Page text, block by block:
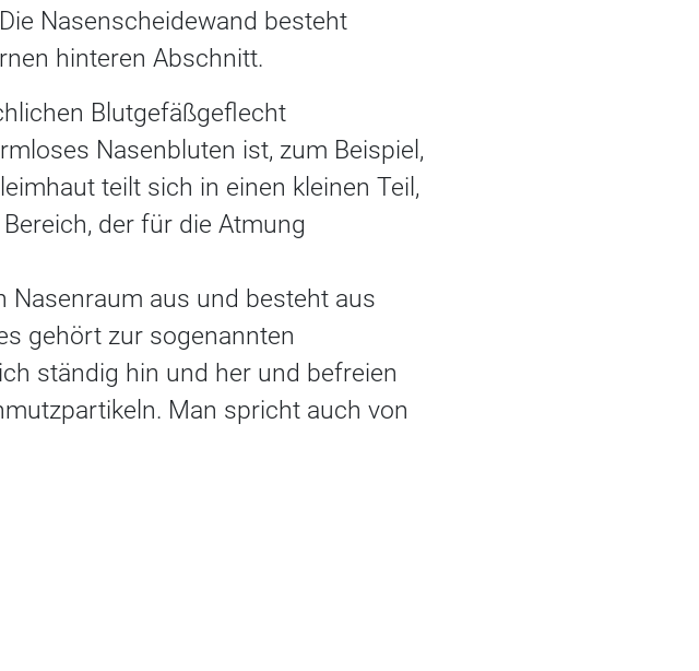
Nasenscheidewand besteht
hinteren Abschnitt.
Blutgefäßgeflecht
Nasenbluten ist, zum Beispiel,
teilt sich in einen kleinen Teil,
der für die Atmung
Nasenraum aus und besteht aus
gehört zur sogenannten
ständig hin und her und befreien
Man spricht auch von